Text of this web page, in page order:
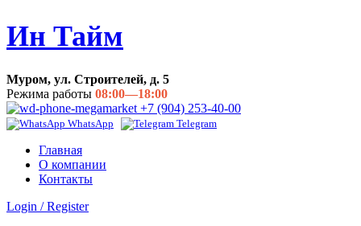
Ин Тайм
Муром, ул. Строителей, д. 5
Режима работы 08:00—18:00
+7 (904) 253-40-00
WhatsApp Telegram
Главная
О компании
Контакты
Login / Register